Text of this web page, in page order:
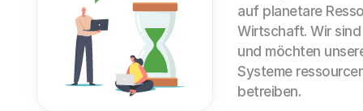
auf planetare
Wirtschaft. Wir
und möchten
Systeme
betreiben.